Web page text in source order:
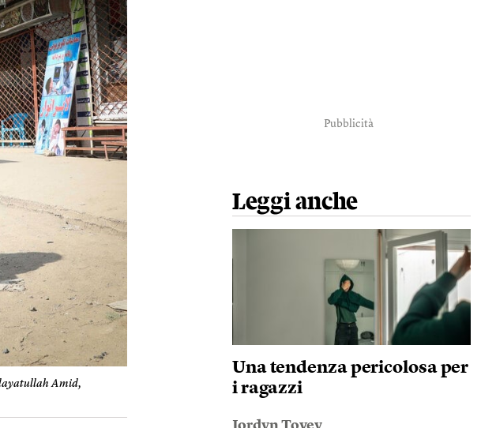
Amid,
Pubblicità
Leggi anche
Una tendenza pericolosa per
i ragazzi